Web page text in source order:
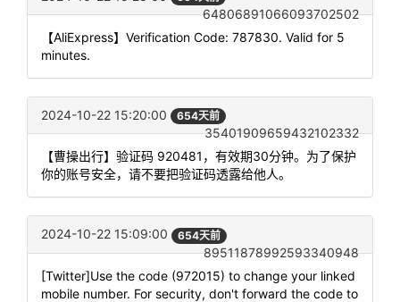
64806891066093702502
【AliExpress】Verification Code: 787830. Valid for 5
minutes.
2024-10-22 15:20:00 654天前
35401909659432102332
【曹操出行】验证码 920481，有效期30分钟。为了保护
你的账号安全，请不要把验证码透露给他人。
2024-10-22 15:09:00 654天前
89511878992593340948
[Twitter]Use the code (972015) to change your linked
mobile number. For security, don't forward the code to